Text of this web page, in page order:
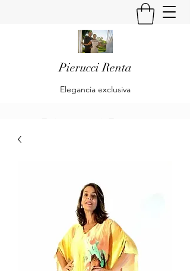
Pierucci Renta
Elegancia exclusiva
Es una empresa dedicada al diseño y
confección de trajes de Alta Moda y Pret
à Porte para Damas.
Is a company dedicated to the design and
preparation of High Fashion and Pret à